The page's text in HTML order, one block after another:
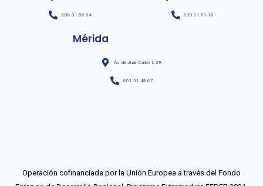
686 31 88 54 629 01 51 18
Mérida
Av. de Juan Carlos I, 29.
601 51 48 67
Operación cofinanciada por la Unión Europea a través del Fondo